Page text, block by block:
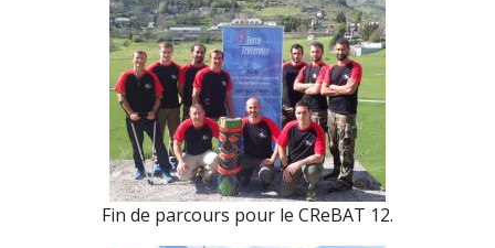
Fin de parcours pour le CReBAT 12.